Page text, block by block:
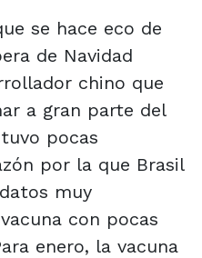
se hace eco de
de Navidad
chino que
a gran parte del
pocas
por la que Brasil
muy
con pocas
enero, la vacuna